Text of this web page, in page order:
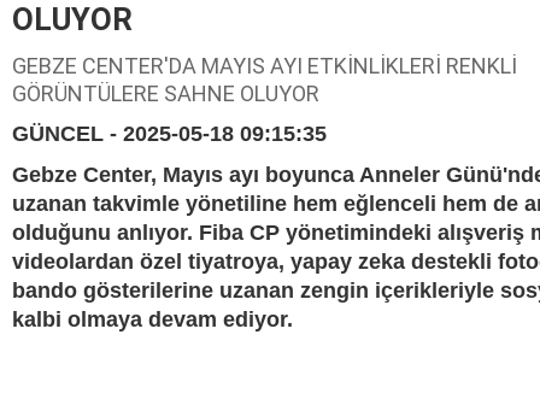
OLUYOR
GEBZE CENTER'DA MAYIS AYI ETKİNLİKLERİ RENKLİ
GÖRÜNTÜLERE SAHNE OLUYOR
GÜNCEL - 2025-05-18 09:15:35
Gebze Center, Mayıs ayı boyunca Anneler
uzanan takvimle yönetiline hem eğlenceli hem de
olduğunu anlıyor. Fiba CP yönetimindeki alışveriş
videolardan özel tiyatroya, yapay zeka destekli
bando gösterilerine uzanan zengin içerikleriyle
kalbi olmaya devam ediyor.